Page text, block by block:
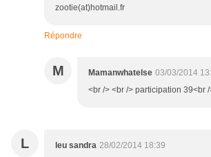
zootie(at)hotmail.fr
Répondre
M Mamanwhatelse 03/03/2014
<br /> <br /> participation 39<br
L leu sandra 28/02/2014 18:39